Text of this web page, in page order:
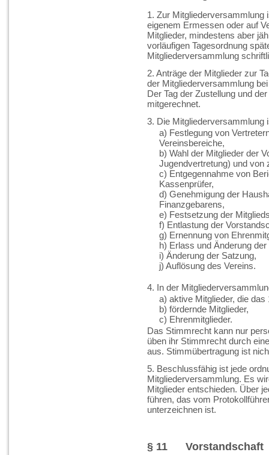
1. Zur Mitgliederversammlung
eigenem Ermessen oder auf
Mitglieder, mindestens aber
vorläufigen Tagesordnung
Mitgliederversammlung
2. Anträge der Mitglieder zur
der Mitgliederversammlung
Der Tag der Zustellung und
mitgerechnet.
3. Die Mitgliederversammlung
a) Festlegung von
Vereinsbereiche,
b) Wahl der Mitglieder der
Jugendvertretung) und von
c) Entgegennahme von
Kassenprüfer,
d) Genehmigung der
Finanzgebarens,
e) Festsetzung der
f) Entlastung der
g) Ernennung von
h) Erlass und Änderung
i) Änderung der Satzung,
j) Auflösung des Vereins.
4. In der
a) aktive Mitglieder, die
b) fördernde Mitglieder,
c) Ehrenmitglieder.
Das Stimmrecht kann nur
üben ihr Stimmrecht durch
aus. Stimmübertragung ist
5. Beschlussfähig ist jede
Mitgliederversammlung. Es
Mitglieder entschieden. Über
führen, das vom
unterzeichnen ist.
§ 11 Vorstandschaft